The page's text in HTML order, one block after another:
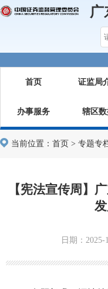
广
首页 证监局
办事服务 辖区
当前位置： 首页 > 专题专
【宪法宣传周】
日期：